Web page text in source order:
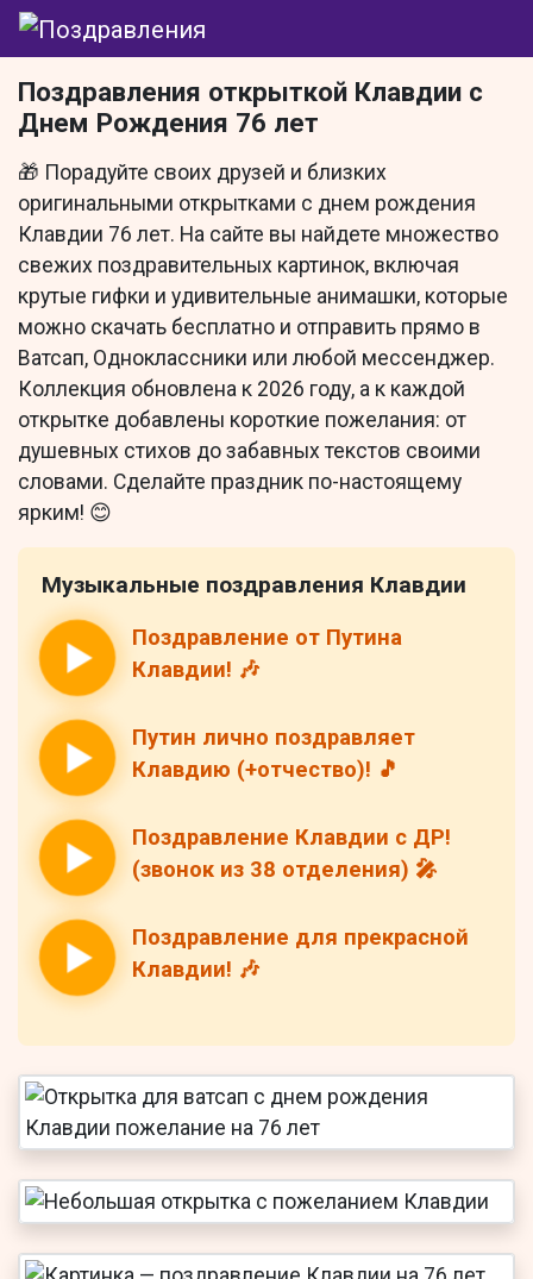
Поздравления открыткой Клавдии с
Днем Рождения 76 лет
🎁 Порадуйте своих друзей и близких
оригинальными открытками с днем рождения
Клавдии 76 лет. На сайте вы найдете множество
свежих поздравительных картинок, включая
крутые гифки и удивительные анимашки, которые
можно скачать бесплатно и отправить прямо в
Ватсап, Одноклассники или любой мессенджер.
Коллекция обновлена к 2026 году, а к каждой
открытке добавлены короткие пожелания: от
душевных стихов до забавных текстов своими
словами. Сделайте праздник по-настоящему
ярким! 😊
Музыкальные поздравления Клавдии
Поздравление от Путина
Клавдии! 🎶
Путин лично поздравляет
Клавдию (+отчество)! 🎵
Поздравление Клавдии с ДР!
(звонок из 38 отделения) 🎤
Поздравление для прекрасной
Клавдии! 🎶